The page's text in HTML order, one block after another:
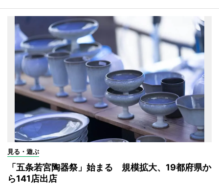
見る・遊ぶ
「五条若宮陶器祭」始まる 規模拡大、19都府県か
ら141店出店